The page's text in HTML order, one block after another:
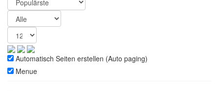
Automatisch Seiten erstellen (Auto paging)
Menue